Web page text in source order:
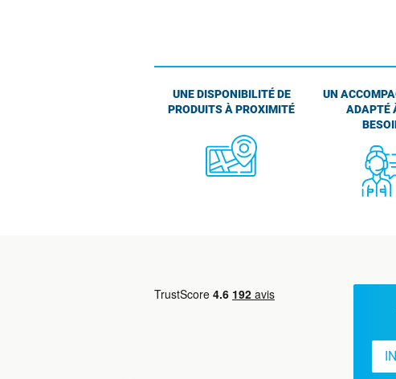
UNE DISPONIBILITÉ DE
PRODUITS À PROXIMITÉ
UN
ADAPTÉ